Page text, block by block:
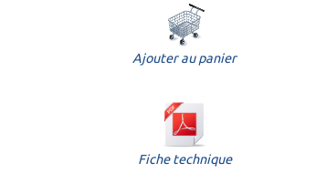
Ajouter au panier
Fiche technique